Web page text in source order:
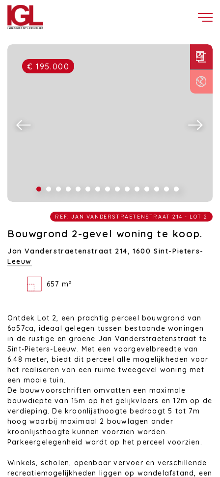
€ 195.000
REF: JAN VANDERSTRAETENSTRAAT 214 - LOT 2
Bouwgrond 2-gevel woning te koop.
Jan Vanderstraetenstraat 214,1600 Sint-Pieters-
Leeuw
657 m²
Ontdek Lot 2, een prachtig perceel bouwgrond van
6a57ca, ideaal gelegen tussen bestaande woningen
in de rustige en groene Jan Vanderstraetenstraat te
Sint-Pieters-Leeuw. Met een voorgevelbreedte van
6.48 meter, biedt dit perceel alle mogelijkheden voor
het realiseren van een ruime tweegevel woning met
een mooie tuin.
De bouwvoorschriften omvatten een maximale
bouwdiepte van 15m op het gelijkvloers en 12m op de
verdieping. De kroonlijsthoogte bedraagt 5 tot 7m
hoog waarbij maximaal 2 bouwlagen onder
kroonlijsthoogte kunnen voorzien worden.
Parkeergelegenheid wordt op het perceel voorzien.
Winkels, scholen, openbaar vervoer en verschillende
recreatiemogelijkheden liggen op wandelafstand, een